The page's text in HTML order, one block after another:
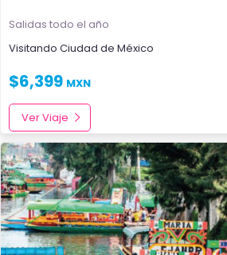
Salidas todo el año
Visitando Ciudad de México
$6,399 MXN
Ver Viaje